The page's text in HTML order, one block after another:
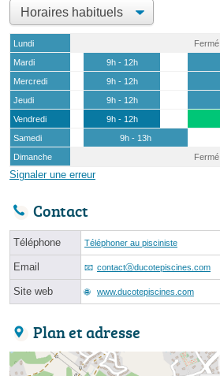
Lundi
Fermé
Mardi
9h - 12h
Mercredi
9h - 12h
Jeudi
9h - 12h
Vendredi
9h - 12h
Samedi
9h - 13h
Dimanche
Fermé
Signaler une erreur
Contact
Téléphone Téléphoner au pisciniste
Email contactⓐducotepiscines.com
Site web www.ducotepiscines.com
Plan et adresse